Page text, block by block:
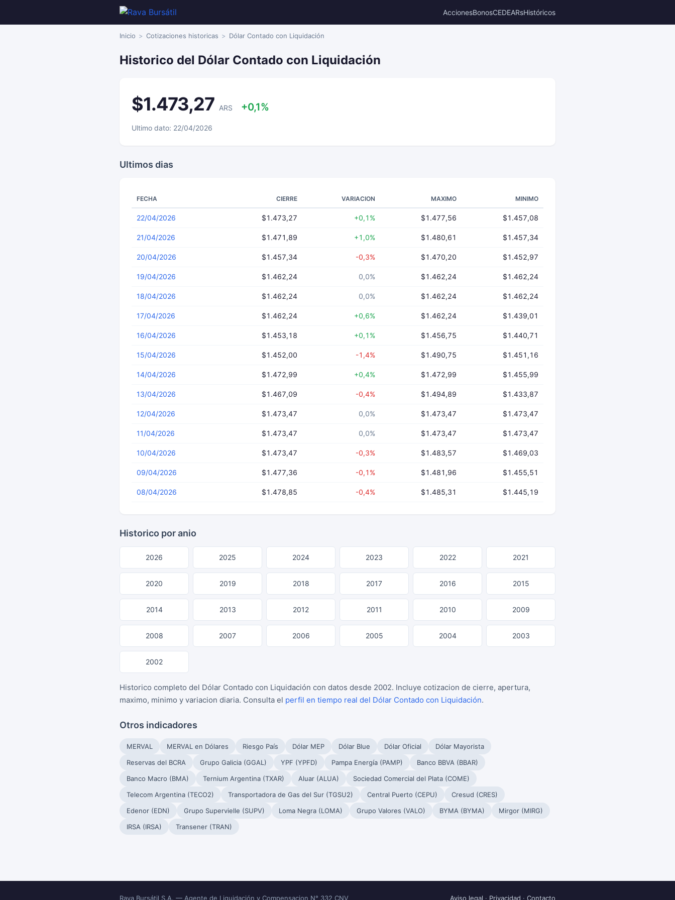
AccionesBonosCEDEARsHistóricos
Inicio Cotizaciones historicas Dólar Contado con Liquidación
Historico del Dólar Contado con Liquidación
$1.473,27 ARS +0,1%
Ultimo dato: 22/04/2026
Ultimos dias
FECHA CIERRE VARIACION MAXIMO MINIMO
22/04/2026 $1.473,27 +0,1% $1.477,56 $1.457,08
21/04/2026 $1.471,89 +1,0% $1.480,61 $1.457,34
20/04/2026 $1.457,34 -0,3% $1.470,20 $1.452,97
19/04/2026 $1.462,24 0,0% $1.462,24 $1.462,24
18/04/2026 $1.462,24 0,0% $1.462,24 $1.462,24
17/04/2026 $1.462,24 +0,6% $1.462,24 $1.439,01
16/04/2026 $1.453,18 +0,1% $1.456,75 $1.440,71
15/04/2026 $1.452,00 -1,4% $1.490,75 $1.451,16
14/04/2026 $1.472,99 +0,4% $1.472,99 $1.455,99
13/04/2026 $1.467,09 -0,4% $1.494,89 $1.433,87
12/04/2026 $1.473,47 0,0% $1.473,47 $1.473,47
11/04/2026 $1.473,47 0,0% $1.473,47 $1.473,47
10/04/2026 $1.473,47 -0,3% $1.483,57 $1.469,03
09/04/2026 $1.477,36 -0,1% $1.481,96 $1.455,51
08/04/2026 $1.478,85 -0,4% $1.485,31 $1.445,19
Historico por anio
2026 2025 2024 2023 2022 2021
2020 2019 2018 2017 2016 2015
2014 2013 2012 2011 2010 2009
2008 2007 2006 2005 2004 2003
2002
Historico completo del Dólar Contado con Liquidación con datos desde 2002. Incluye cotizacion de cierre, apertura,
maximo, minimo y variacion diaria. Consulta el perfil en tiempo real del Dólar Contado con Liquidación.
Otros indicadores
MERVAL MERVAL en Dólares Riesgo País Dólar MEP Dólar Blue Dólar Oficial
Dólar Mayorista
Reservas del BCRA
Grupo Galicia (GGAL) YPF (YPFD) Pampa Energía (PAMP)
Banco BBVA (BBAR)
Banco Macro (BMA)
Ternium Argentina (TXAR) Aluar (ALUA)
Sociedad Comercial del Plata (COME)
Telecom Argentina (TECO2)
Transportadora de Gas del Sur (TGSU2) Central Puerto (CEPU)
Cresud (CRES)
Edenor (EDN)
Grupo Supervielle (SUPV) Loma Negra (LOMA) Grupo Valores (VALO) BYMA (BYMA)
Mirgor (MIRG)
IRSA (IRSA)
Transener (TRAN)
Rava Bursátil S.A. — Agente de Liquidación y Compensacion N° 332 CNV Aviso legal · Privacidad · Contacto